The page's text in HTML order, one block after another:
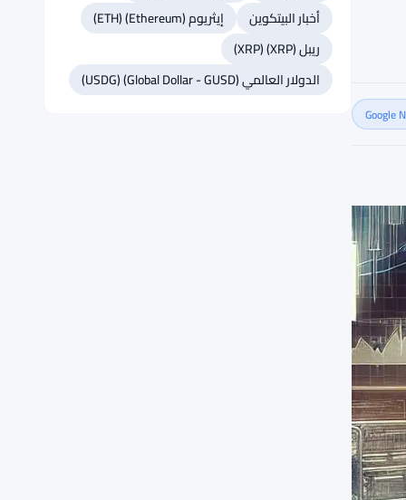
أخبار البيتكوين
إيثريوم (Ethereum) (ETH)
ريبل (XRP) (XRP)
الدولار العالمي (Global Dollar - GUSD) (USDG)